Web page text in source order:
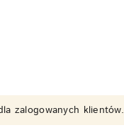
zalogowanych klientów.